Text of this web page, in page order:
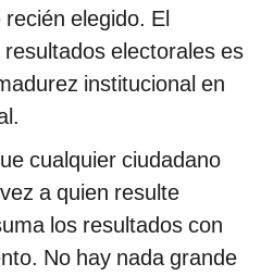
elegido. El
electorales es
institucional en
cualquier ciudadano
a quien resulte
los resultados con
No hay nada grande